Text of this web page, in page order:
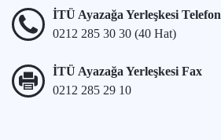
İTÜ Ayazağa Yerleşkesi Telefon
0212 285 30 30 (40 Hat)
İTÜ Ayazağa Yerleşkesi Fax
0212 285 29 10